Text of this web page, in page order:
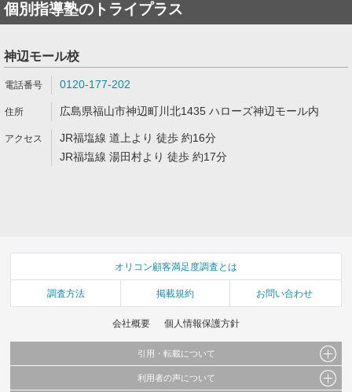
個別指導塾のトライプラス
神辺モール校
0120-177-202
広島県福山市神辺町川北1435 ハローズ神辺モール内
JR福塩線 道上より 徒歩 約16分
JR福塩線 湯田村より 徒歩 約17分
オリコン顧客満足度調査とは
調査方法 掲載規約 お問い合わせ
会社概要 個人情報保護方針
引用・転載について
当サイトで公開されている情報（文字、写真、イラスト、画像データ等）及びこれらの配
利用者の声について